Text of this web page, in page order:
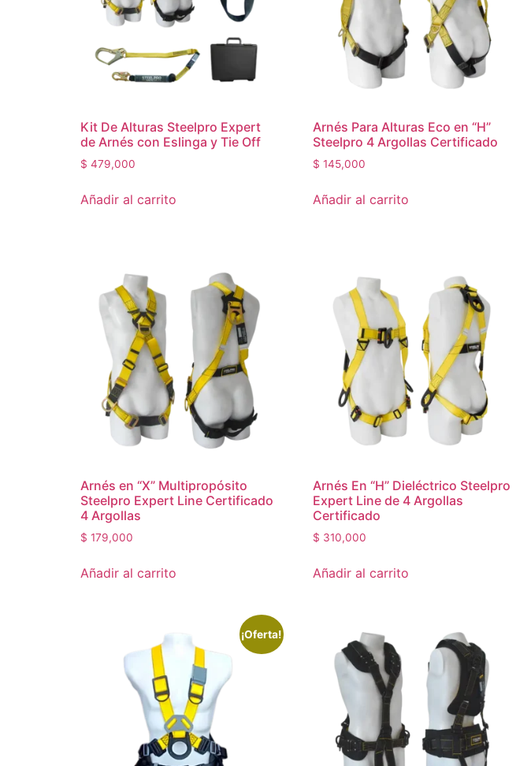
Kit De Alturas Steelpro Expert
de Arnés con Eslinga y Tie Off
$ 479,000
Añadir al carrito
Arnés Para Alturas Eco en “H”
Steelpro 4 Argollas Certificado
$ 145,000
Añadir al carrito
Arnés en “X” Multipropósito
Steelpro Expert Line Certificado
4 Argollas
$ 179,000
Añadir al carrito
Arnés En “H” Dieléctrico Steelpro
Expert Line de 4 Argollas
Certificado
$ 310,000
Añadir al carrito
¡Oferta!